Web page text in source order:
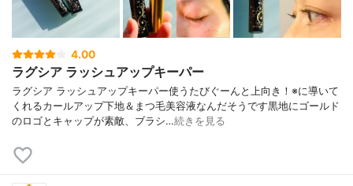
4.00
ラグシア ラッシュアップキーパー
ラグシア ラッシュアップキーパー使うたびぐーんと上向き！※に導いて
くれるカールアップ下地＆まつ毛美容液なんだそうです黒地にゴールド
のロゴとキャップが素敵、ブラシ…続きを見る